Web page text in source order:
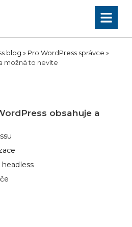
blog » Pro WordPress správce »
možná to nevíte
obsahuje a
headless